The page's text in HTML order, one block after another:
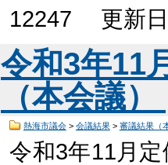
12247 更新
令和3年11
（本会議）
熱海市議会> 会議結果> 審議結果（
令和3年11月